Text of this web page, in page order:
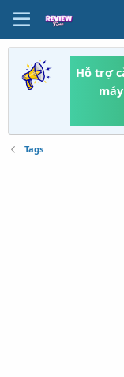
Hỗ trợ
Tags